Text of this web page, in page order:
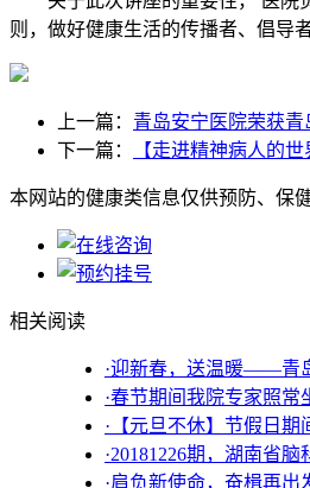
则，做好健康生活的传播者、倡导
上一篇： 青岛安宁医院荣获
下一篇：
【走进精神病人的
本网站的健康类信息仅供预防、保
相关阅读
·迎新春，送温暖——青
·春节期间我院专家照常
·【元旦不休】节假日
·20181226期，湖南省
·肩负新使命，奋楫再